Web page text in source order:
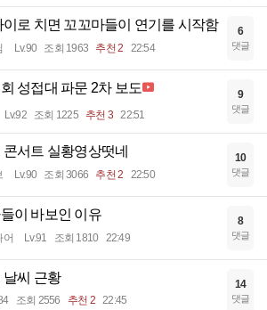
이로 치면 꼬꼬마들이 연기를 시작함
Lv.90 조회 1963 추천 2 22:54
6
댓글
성접대 파문 2차 보도
Lv.92 조회 1225 추천 3 22:51
9
댓글
콘서트 실황영상떳네
Lv.90 조회 3066 추천 2 22:50
10
댓글
이 바보인 이유
어 Lv.91 조회 1810 22:49
8
댓글
날씨 근황
조회 2556 추천 2 22:45
14
댓글